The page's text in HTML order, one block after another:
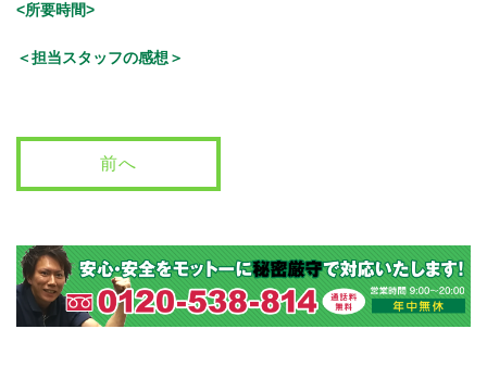
<所要時間>
＜担当スタッフの感想＞
前へ